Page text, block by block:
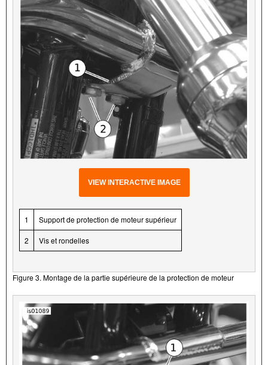
VIEW INTERACTIVE IMAGE
1 Support de protection de moteur supérieur
2 Vis et rondelles
Figure 3. Montage de la partie supérieure de la protection de moteur